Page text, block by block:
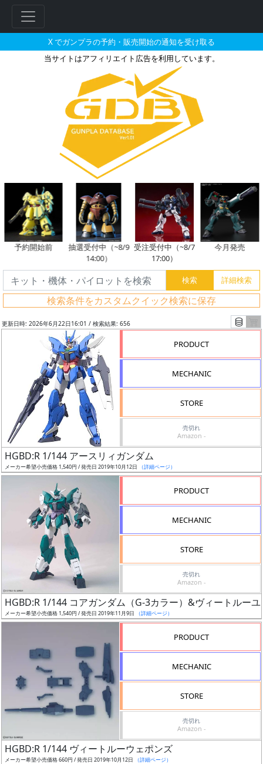
X でガンプラの予約・販売開始の通知を受け取る
当サイトはアフィリエイト広告を利用しています。
HGBD:R 1/144 アースリィガン
予約開始前
抽選受付中（~8/9
14:00）
受注受付中（~8/7
17:00）
今月発売
検索条件をカスタムクイック検索に保存
フ
リ
グ
レ
ケ
ル
更新日時: 2026年6月22日16:01 / 検索結果: 656
PRODUCT
MECHANIC
STORE
売切れ
Amazon -
HGBD:R 1/144 アースリィガンダム
メーカー希望小売価格 1,540円 / 発売日 2019年10月12日 （詳細ページ）
PRODUCT
MECHANIC
STORE
売切れ
Amazon -
HGBD:R 1/144 コアガンダム（G-3カラー）&ヴィートルー
メーカー希望小売価格 1,540円 / 発売日 2019年11月9日 （詳細ページ）
PRODUCT
MECHANIC
STORE
売切れ
Amazon -
HGBD:R 1/144 ヴィートルーウェポンズ
メーカー希望小売価格 660円 / 発売日 2019年10月12日 （詳細ページ）